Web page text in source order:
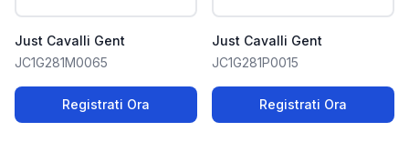
Just Cavalli Gent
JC1G281M0065
Registrati Ora
Just Cavalli Gent
JC1G281P0015
Registrati Ora